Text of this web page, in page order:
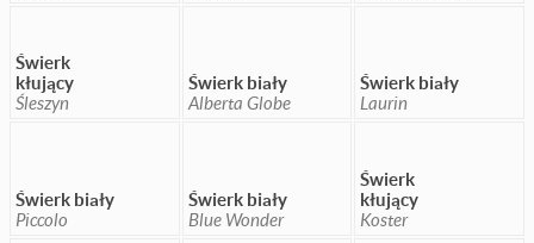
Świerk
kłujący
Śleszyn
Świerk biały
Alberta Globe
Świerk biały
Laurin
Świerk biały
Piccolo
Świerk biały
Blue Wonder
Świerk
kłujący
Koster